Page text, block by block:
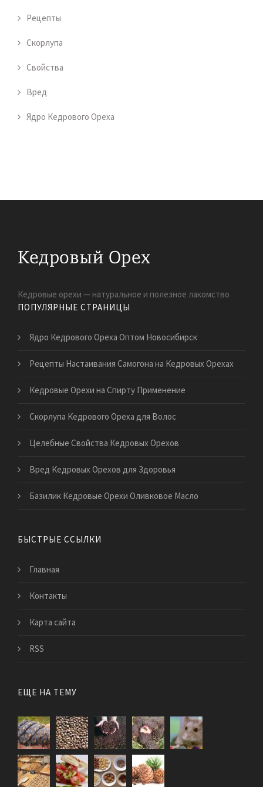
Рецепты
Скорлупа
Свойства
Вред
Ядро Кедрового Ореха
Кедровые орехи — натуральное и полезное лакомство
ПОПУЛЯРНЫЕ СТРАНИЦЫ
Ядро Кедрового Ореха Оптом Новосибирск
Рецепты Настаивания Самогона на Кедровых Орехах
Кедровые Орехи на Спирту Применение
Скорлупа Кедрового Ореха для Волос
Целебные Свойства Кедровых Орехов
Вред Кедровых Орехов для Здоровья
Базилик Кедровые Орехи Оливковое Масло
БЫСТРЫЕ ССЫЛКИ
Главная
Контакты
Карта сайта
RSS
ЕЩЕ НА ТЕМУ